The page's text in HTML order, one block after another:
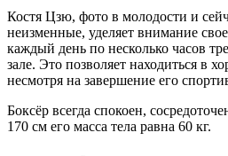
Костя Цзю, фото в молодости и
неизменные, уделяет внимание
каждый день по несколько часов
зале. Это позволяет находиться в
несмотря на завершение его
Боксёр всегда спокоен,
170 см его масса тела равна 60 кг.